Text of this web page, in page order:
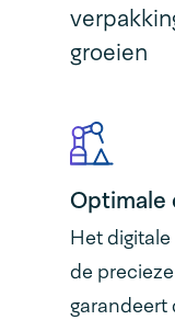
groeien
Optimale
Het
de
garandeert